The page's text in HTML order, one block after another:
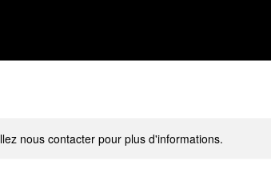
nous contacter pour plus d'informations.